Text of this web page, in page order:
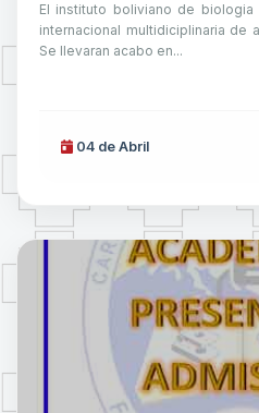
El instituto boliviano de
internacional multidiciplinaria de
Se llevaran acabo en...
04 de Abril